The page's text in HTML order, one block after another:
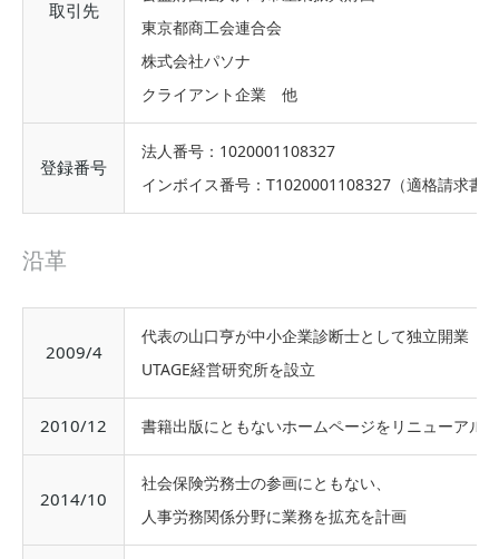
取引先
東京都商工会連合会
株式会社パソナ
クライアント企業 他
登録番号
法人番号：1020001108327
インボイス番号：T1020001108327（適格請求書
沿革
2009/4
代表の山口亨が中小企業診断士として独立開業
UTAGE経営研究所を設立
2010/12 書籍出版にともないホームページをリニューアル
2014/10
社会保険労務士の参画にともない、
人事労務関係分野に業務を拡充を計画